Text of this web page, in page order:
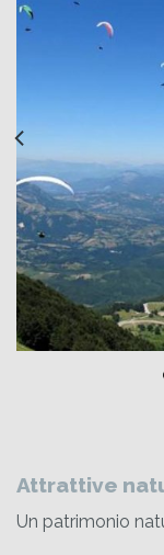
Attrattive
Un patrimonio